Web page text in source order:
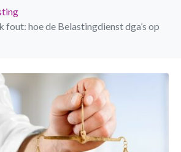
fout: hoe de Belastingdienst dga’s op